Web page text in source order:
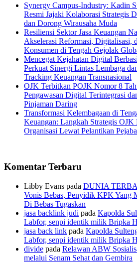
Synergy Campus-Industry: Kadin
Resmi Jajaki Kolaborasi Strategis
dan Dorong Wirausaha Muda
Resiliensi Sektor Jasa Keuangan
Akselerasi Reformasi, Digitalisasi,
Konsumen di Tengah Gejolak
Mencegat Kejahatan Digital
Perkuat Sinergi Lintas Lembaga
Tracking Keuangan Transnasional
OJK Terbitkan POJK Nomor 8
Pengawasan Digital Terintegrasi
Pinjaman Daring
Transformasi Kelembagaan di
Keuangan: Langkah Strategis OJK
Organisasi Lewat Pelantikan
Komentar Terbaru
Libby Evans pada DUNIA
Vonis Bebas, Penyidik KPK Yang
Di Bebas Tugaskan
jasa backlink judi pada Kapolda
Labfor, senpi identik milik Bripka
jasa back link pada Kapolda
Labfor, senpi identik milik Bripka
divide pada Relawan ABW
melalui Senam Sehat dan Gembira